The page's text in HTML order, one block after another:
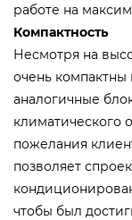
работе на
Компактность
Несмотря на
очень
аналогичные
климатического
пожелания
позволяет
чтобы был